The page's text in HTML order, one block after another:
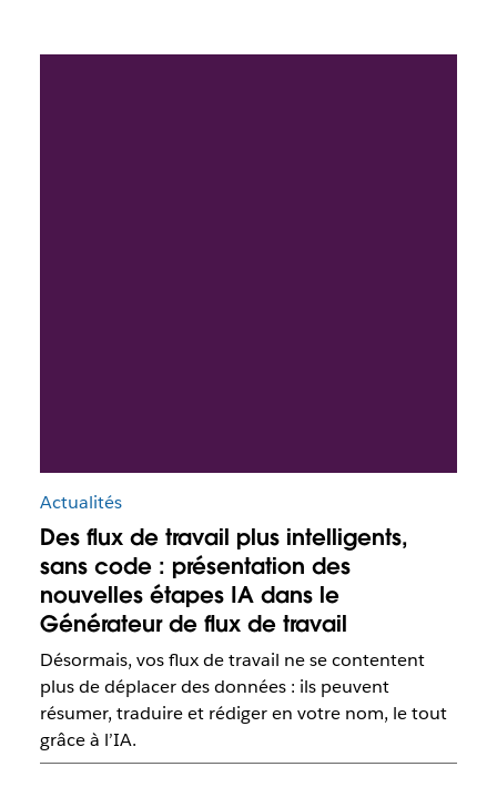
Actualités
Des flux de travail plus intelligents,
sans code : présentation des
nouvelles étapes IA dans le
Générateur de flux de travail
Désormais, vos flux de travail ne se contentent
plus de déplacer des données : ils peuvent
résumer, traduire et rédiger en votre nom, le tout
grâce à l’IA.